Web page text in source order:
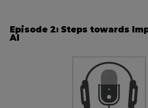
Episode 2: Steps towards
AI